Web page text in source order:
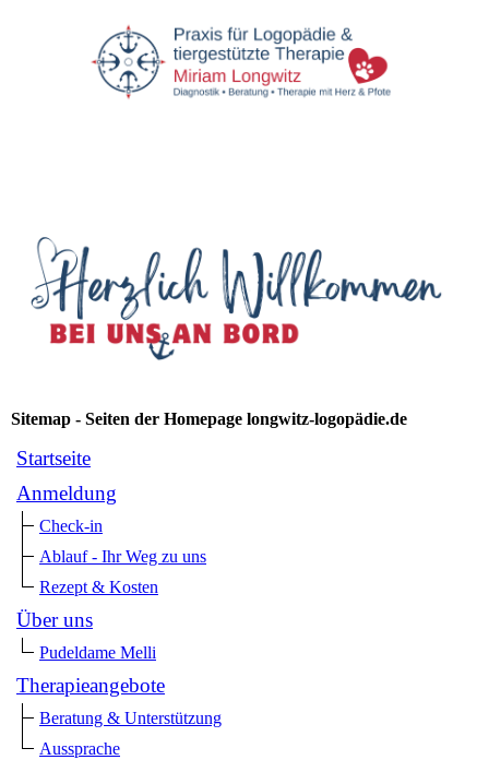
Sitemap - Seiten der Homepage longwitz-logopädie.de
Startseite
Anmeldung
Check-in
Ablauf - Ihr Weg zu uns
Rezept & Kosten
Über uns
Pudeldame Melli
Therapieangebote
Beratung & Unterstützung
Aussprache